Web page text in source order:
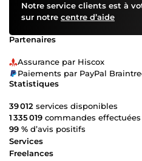
Notre service clients est à
sur notre centre d’aide
Partenaires
Assurance par Hiscox
Paiements par PayPal
Statistiques
39 012 services disponibles
1 335 019 commandes effectuées
99 % d’avis positifs
Services
Freelances